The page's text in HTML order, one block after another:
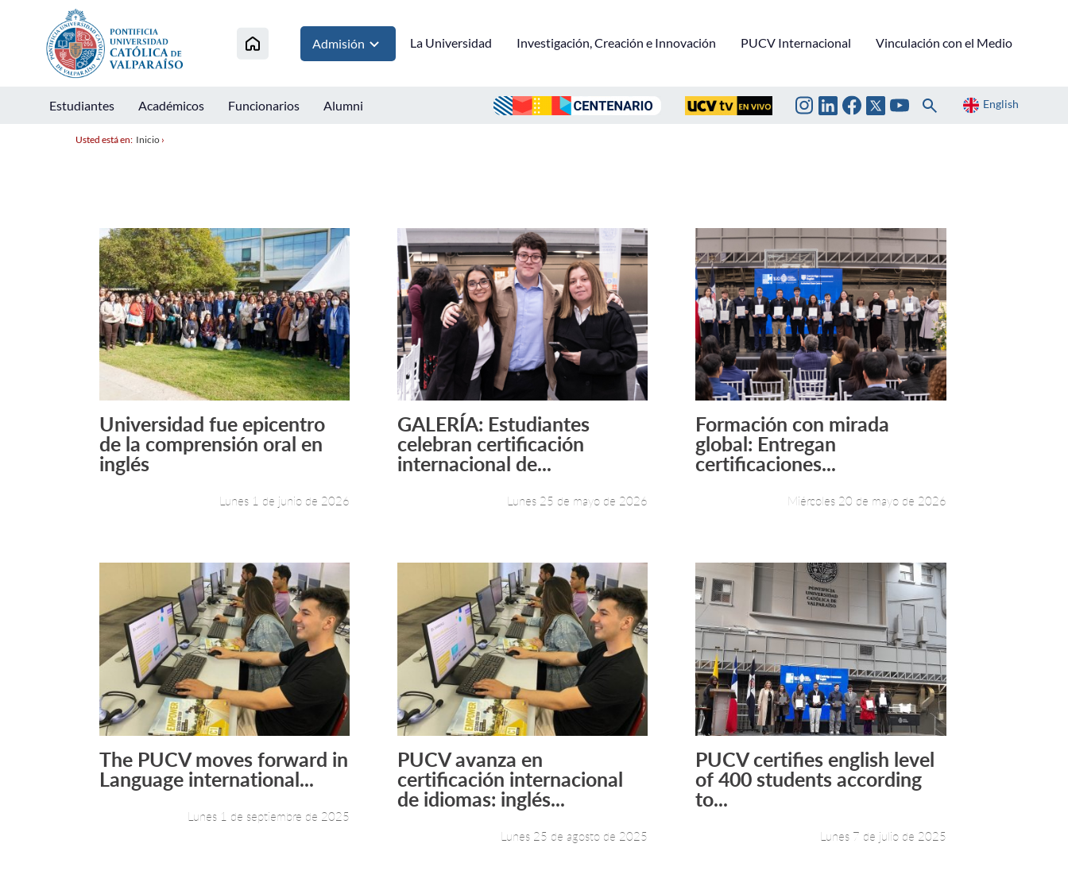
Admisión La Universidad Investigación, Creación e Innovación PUCV Internacional Vinculación con el Medio
Estudiantes Académicos Funcionarios Alumni English
Usted está en: Inicio›
Leer más +
Universidad fue epicentro
de la comprensión oral en
inglés
Lunes 1 de junio de 2026
Leer más +
GALERÍA: Estudiantes
celebran certificación
internacional de...
Lunes 25 de mayo de 2026
Leer más +
Formación con mirada
global: Entregan
certificaciones...
Miércoles 20 de mayo de 2026
Leer más +
The PUCV moves forward in
Language international...
Lunes 1 de septiembre de 2025
Leer más +
PUCV avanza en
certificación internacional
de idiomas: inglés...
Lunes 25 de agosto de 2025
Leer más +
PUCV certifies english level
of 400 students according
to...
Lunes 7 de julio de 2025